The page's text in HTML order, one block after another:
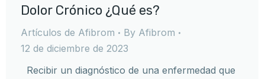
Dolor Crónico ¿Qué es?
Artículos de Afibrom By Afibrom
12 de diciembre de 2023
Recibir un diagnóstico de una enfermedad que